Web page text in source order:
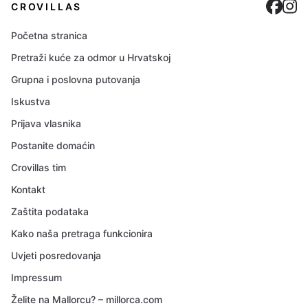
CROVILLAS
Početna stranica
Pretraži kuće za odmor u Hrvatskoj
Grupna i poslovna putovanja
Iskustva
Prijava vlasnika
Postanite domaćin
Crovillas tim
Kontakt
Zaštita podataka
Kako naša pretraga funkcionira
Uvjeti posredovanja
Impressum
Želite na Mallorcu? – millorca.com